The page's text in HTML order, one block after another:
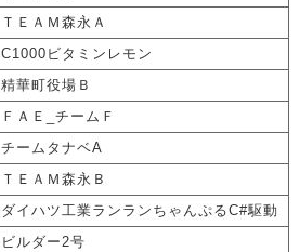
ＴＥＡＭ森永Ａ
C1000ビタミンレモン
精華町役場Ｂ
ＦＡＥ_チームＦ
チームタナベA
ＴＥＡＭ森永Ｂ
ダイハツ工業ランランちゃんぷるC#駆動
ビルダー2号